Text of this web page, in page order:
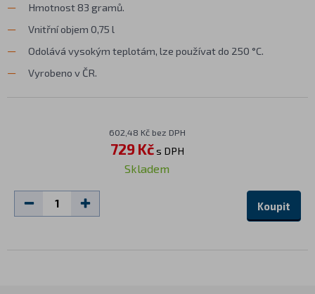
Hmotnost 83 gramů.
Vnitřní objem 0,75 l
Odolává vysokým teplotám, lze používat do 250 °C.
Vyrobeno v ČR.
602,48 Kč bez DPH
729 Kčs DPH
Skladem
Koupit